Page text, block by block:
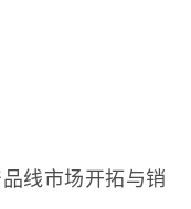
线市场开拓与销